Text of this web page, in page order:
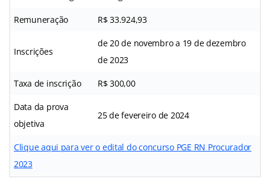
Remuneração R$ 33.924,93
Inscrições
de 20 de novembro a 19 de dezembro
de 2023
Taxa de inscrição R$ 300,00
Data da prova
objetiva
25 de fevereiro de 2024
Clique aqui para ver o edital do concurso PGE RN Procurador
2023